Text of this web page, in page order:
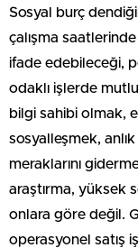
Sosyal burç
çalışma
ifade edebileceği,
odaklı işlerde
bilgi sahibi olmak,
sosyalleşmek,
meraklarını
araştırma, yüksek
onlara göre değil.
operasyonel satış